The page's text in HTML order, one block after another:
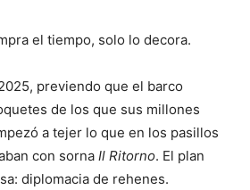
el tiempo, solo lo decora.
previendo que el barco
de los que sus millones
a tejer lo que en los pasillos
con sorna Il Ritorno. El plan
diplomacia de rehenes.